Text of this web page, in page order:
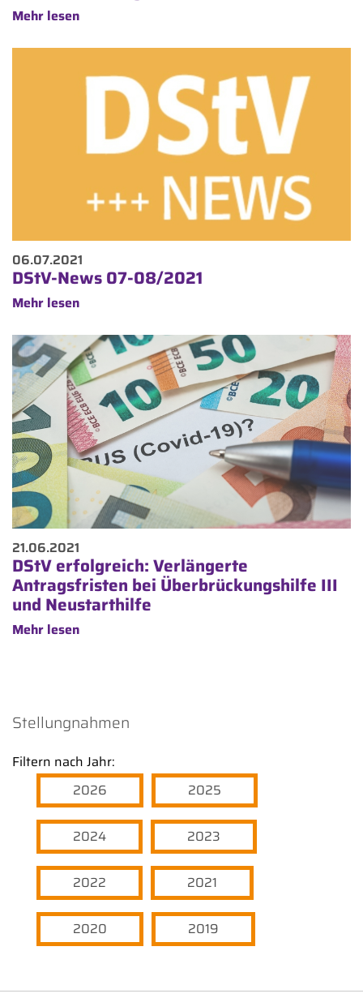
Mehr lesen
06.07.2021
DStV-News 07-08/2021
Mehr lesen
21.06.2021
DStV erfolgreich: Verlängerte
Antragsfristen bei Überbrückungshilfe III
und Neustarthilfe
Mehr lesen
Stellungnahmen
Filtern nach Jahr:
2026
2025
2024 2023
2022 2021
2020 2019